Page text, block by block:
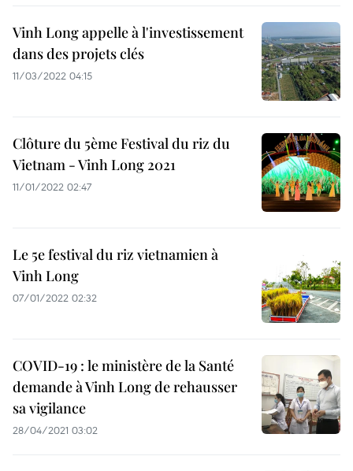
Vinh Long appelle à l'investissement
dans des projets clés
11/03/2022 04:15
Clôture du 5ème Festival du riz du
Vietnam - Vinh Long 2021
11/01/2022 02:47
Le 5e festival du riz vietnamien à
Vinh Long
07/01/2022 02:32
COVID-19 : le ministère de la Santé
demande à Vinh Long de rehausser
sa vigilance
28/04/2021 03:02